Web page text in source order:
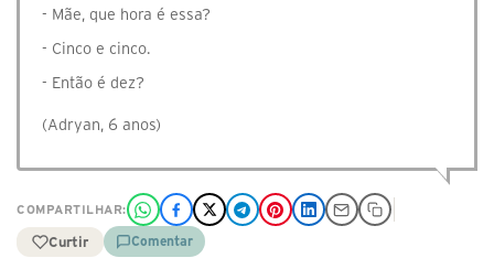
- Mãe, que hora é essa?
- Cinco e cinco.
- Então é dez?
(Adryan, 6 anos)
COMPARTILHAR:
Curtir Comentar